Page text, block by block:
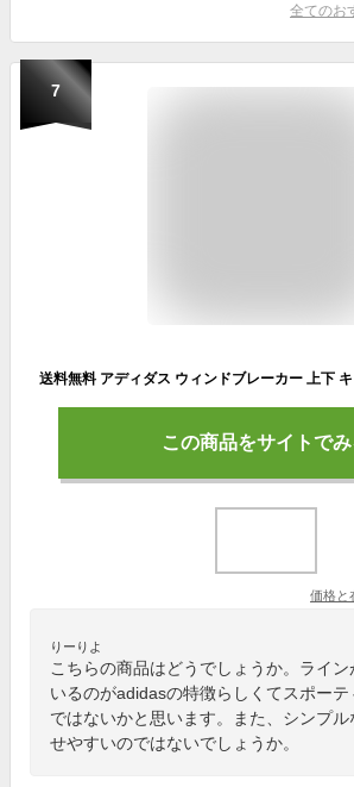
全てのお
7
この商品をサイトで
価格と
りーりよ
こちらの商品はどうでしょうか。ライ
いるのがadidasの特徴らしくてスポー
ではないかと思います。また、シンプ
せやすいのではないでしょうか。